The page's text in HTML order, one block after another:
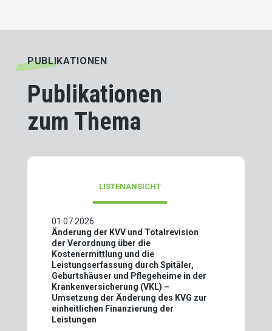
PUBLIKATIONEN
Publikationen
zum Thema
LISTENANSICHT
01.07.2026
Änderung der KVV und Totalrevision
der Verordnung über die
Kostenermittlung und die
Leistungserfassung durch Spitäler,
Geburtshäuser und Pflegeheime in der
Krankenversicherung (VKL) –
Umsetzung der Änderung des KVG zur
einheitlichen Finanzierung der
Leistungen